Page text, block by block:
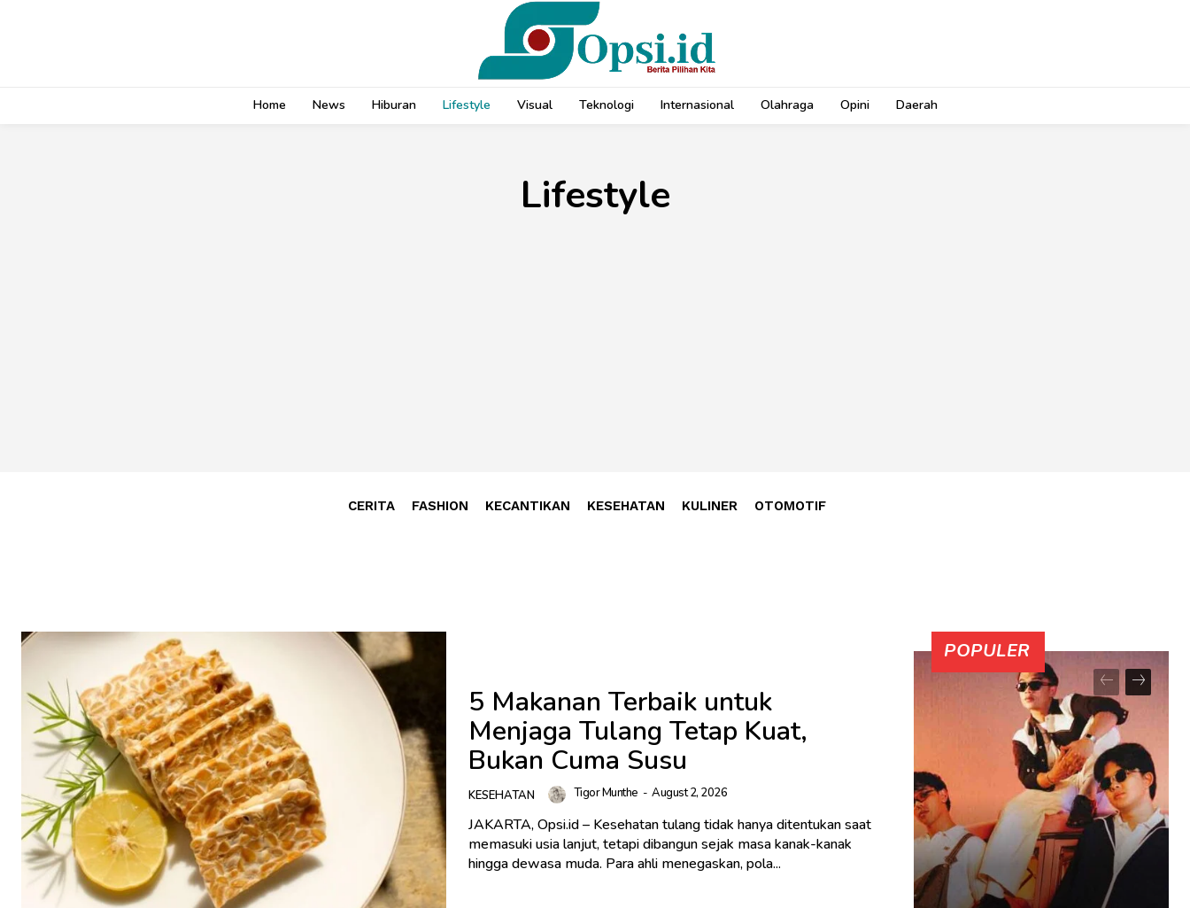
Home News Hiburan Lifestyle Visual Teknologi Internasional Olahraga Opini Daerah
Lifestyle
CERITA FASHION KECANTIKAN KESEHATAN KULINER OTOMOTIF
5 Makanan Terbaik untuk
Menjaga Tulang Tetap Kuat,
Bukan Cuma Susu
KESEHATAN Tigor Munthe - August 2, 2026
JAKARTA, Opsi.id – Kesehatan tulang tidak hanya ditentukan saat
memasuki usia lanjut, tetapi dibangun sejak masa kanak-kanak
hingga dewasa muda. Para ahli menegaskan, pola...
POPULER